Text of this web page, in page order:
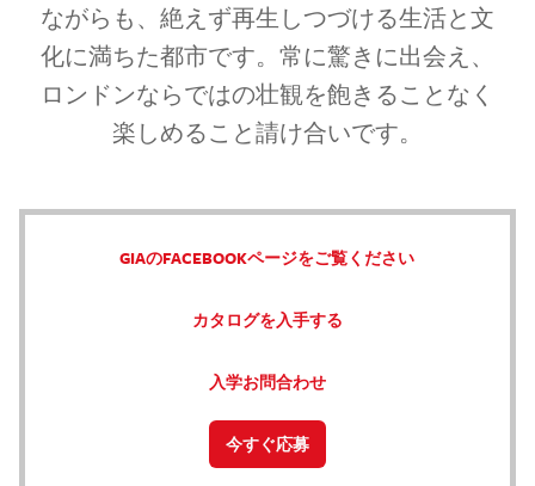
ながらも、絶えず再生しつづける生活と文
化に満ちた都市です。常に驚きに出会え、
ロンドンならではの壮観を飽きることなく
楽しめること請け合いです。
GIAのFACEBOOKページをご覧ください
カタログを入手する
入学お問合わせ
今すぐ応募